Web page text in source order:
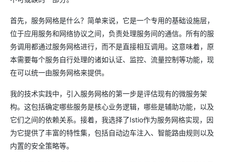
首先，服务网格是什么？简单来说，它是一个专用的基础设施层，
位于应用服务和网络协议之间，负责处理服务间的通信。所有的服
务调用都通过服务网格进行，而不是直接相互调用。这意味着，原
本需要每个服务自行处理的诸如认证、监控、流量控制等功能，现
在可以统一由服务网格来提供。
我的技术实践中，引入服务网格的第一步是评估现有的微服务架
构。这包括确定哪些服务是核心业务逻辑，哪些是辅助功能，以及
它们之间的依赖关系。接着，我选择了Istio作为服务网格实现，因
为它提供了丰富的特性集，包括自动边车注入、智能路由规则以及
内置的安全策略等。